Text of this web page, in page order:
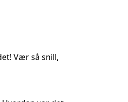
Vær så snill,